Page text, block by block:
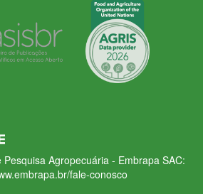
Agropecuária - Embrapa SAC:
fale-conosco